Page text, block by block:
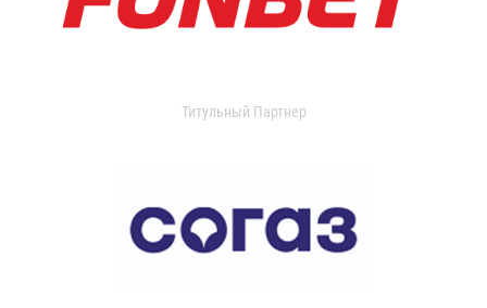
Титульный Партнер